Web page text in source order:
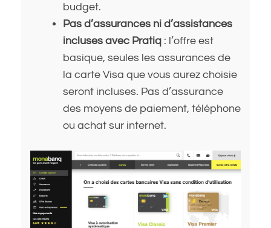
budget.
Pas d’assurances ni d’assistances
incluses avec Pratiq : l’offre est
basique, seules les assurances de
la carte Visa que vous aurez choisie
seront incluses. Pas d’assurance
des moyens de paiement, téléphone
ou achat sur internet.